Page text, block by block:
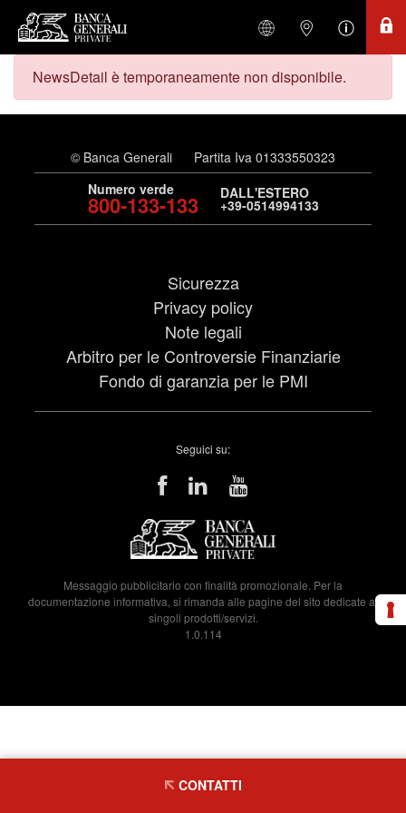
NewsDetail è temporaneamente non disponibile.
© Banca Generali
Partita Iva 01333550323
Numero verde
800-133-133 DALL'ESTERO
+39-0514994133
Sicurezza
Privacy policy
Note legali
Arbitro per le Controversie Finanziarie
Fondo di garanzia per le PMI
Seguici su:
Messaggio pubblicitario con finalità promozionale. Per la
documentazione informativa, si rimanda alle pagine del sito dedicate ai
singoli prodotti/servizi.
1.0.114
CONTATTI